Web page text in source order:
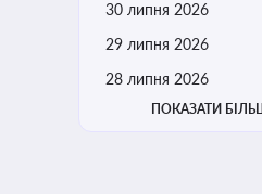
30 липня 2026
29 липня 2026
28 липня 2026
ПОКАЗАТИ